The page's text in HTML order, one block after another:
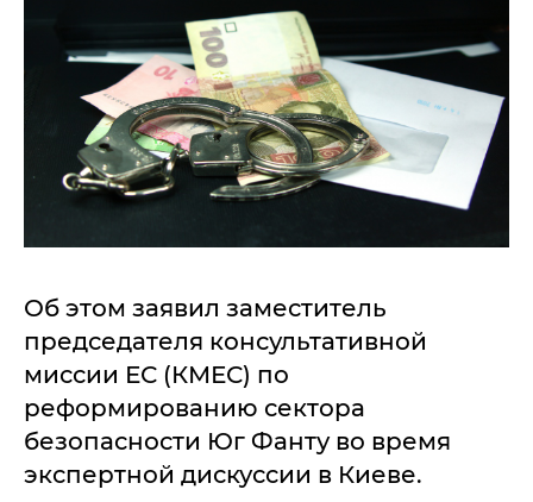
Об этом заявил заместитель
председателя консультативной
миссии ЕС (КМЕС) по
реформированию сектора
безопасности Юг Фанту во время
экспертной дискуссии в Киеве.